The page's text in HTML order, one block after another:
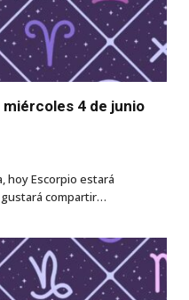
4 de junio
hoy Escorpio estará
compartir…